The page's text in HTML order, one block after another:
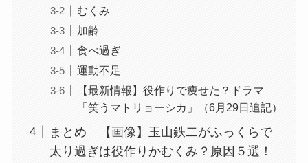
むくみ
加齢
食べ過ぎ
運動不足
【最新情報】役作りで痩せた？ドラマ
「笑うマトリョーシカ」（6月29日追記）
まとめ 【画像】玉山鉄二がふっくらで
太り過ぎは役作りかむくみ？原因５選！